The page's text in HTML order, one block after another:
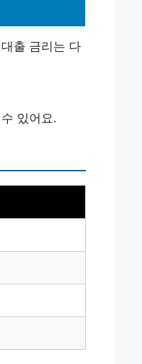
출 금리는 다
있어요.